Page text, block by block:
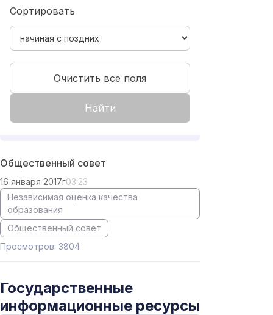
Сортировать
Найти
Очистить все поля
Общественный совет
16 января 2017г03:23
Независимая оценка качества
образования
Общественный совет
Просмотров: 3804
Государственные
информационные ресурсы